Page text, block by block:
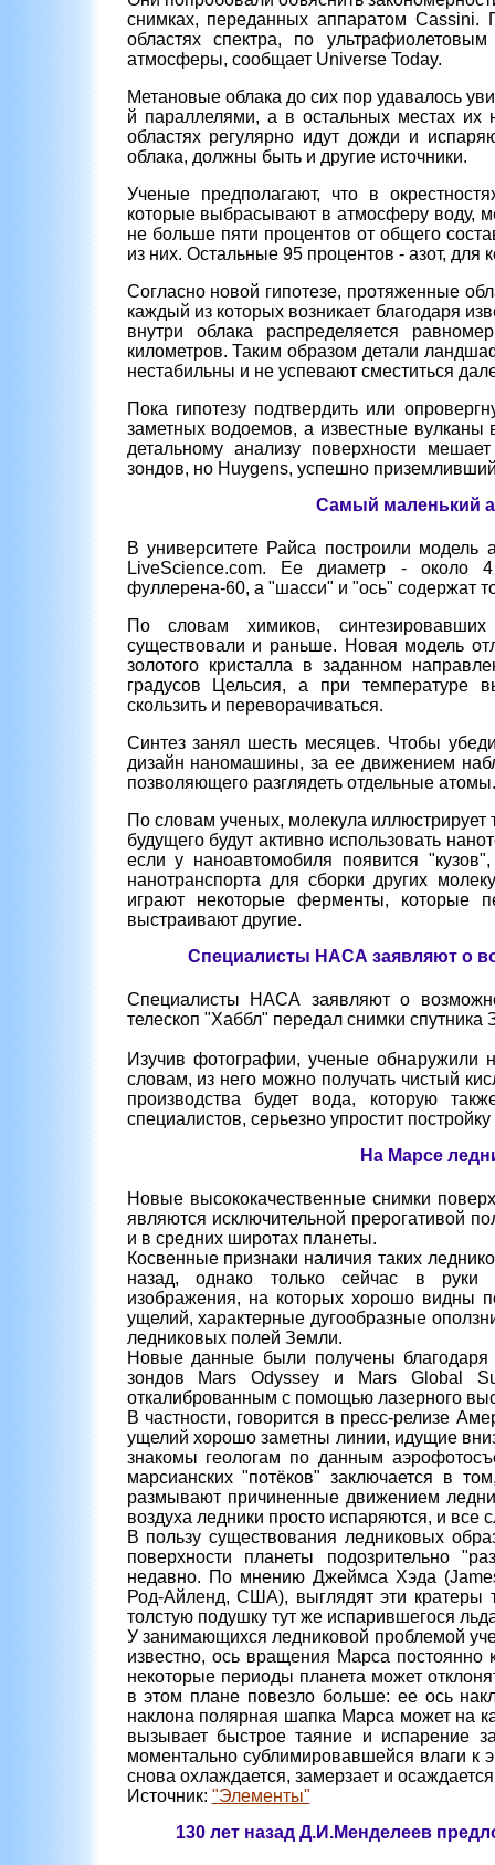
снимках, переданных аппаратом Cassini.
областях спектра, по
атмосферы, сообщает Universe Today.
Метановые облака до сих пор удавалось
й параллелями, а в остальных местах их
областях регулярно идут дожди и
облака, должны быть и другие источники.
Ученые предполагают, что в
которые выбрасывают в атмосферу воду,
не больше пяти процентов от общего
из них. Остальные 95 процентов - азот, для
Согласно новой гипотезе, протяженные
каждый из которых возникает благодаря
внутри облака распределяется
километров. Таким образом детали
нестабильны и не успевают сместиться
Пока гипотезу подтвердить или
заметных водоемов, а известные вулканы
детальному анализу поверхности
зондов, но Huygens, успешно
Самый маленький
В университете Райса построили
LiveScience.com. Ее диаметр - около
фуллерена-60, а "шасси" и "ось" содержат
По словам химиков, синтезировавших
существовали и раньше. Новая модель
золотого кристалла в заданном
градусов Цельсия, а при температуре
скользить и переворачиваться.
Синтез занял шесть месяцев. Чтобы
дизайн наномашины, за ее движением
позволяющего разглядеть отдельные атомы.
По словам ученых, молекула иллюстрирует
будущего будут активно использовать
если у наноавтомобиля появится
нанотранспорта для сборки других
играют некоторые ферменты, которые
выстраивают другие.
Специалисты НАСА заявляют о
Специалисты НАСА заявляют о
телескоп "Хаббл" передал снимки
Изучив фотографии, ученые обнаружили
словам, из него можно получать чистый
производства будет вода, которую
специалистов, серьезно упростит
На Марсе
Новые высококачественные снимки
являются исключительной прерогативой
и в средних широтах планеты.
Косвенные признаки наличия таких
назад, однако только сейчас в руки
изображения, на которых хорошо видны
ущелий, характерные дугообразные
ледниковых полей Земли.
Новые данные были получены благодаря
зондов Mars Odyssey и Mars Global
откалиброванным с помощью лазерного
В частности, говорится в пресс-релизе
ущелий хорошо заметны линии, идущие
знакомы геологам по данным
марсианских "потёков" заключается в
размывают причиненные движением
воздуха ледники просто испаряются, и все
В пользу существования ледниковых
поверхности планеты подозрительно
недавно. По мнению Джеймса Хэда
Род-Айленд, США), выглядят эти кратеры
толстую подушку тут же испарившегося
У занимающихся ледниковой проблемой
известно, ось вращения Марса постоянно
некоторые периоды планета может
в этом плане повезло больше: ее ось
наклона полярная шапка Марса может на
вызывает быстрое таяние и испарение
моментально сублимировавшейся влаги к
снова охлаждается, замерзает и
Источник: "Элементы"
130 лет назад Д.И.Менделеев